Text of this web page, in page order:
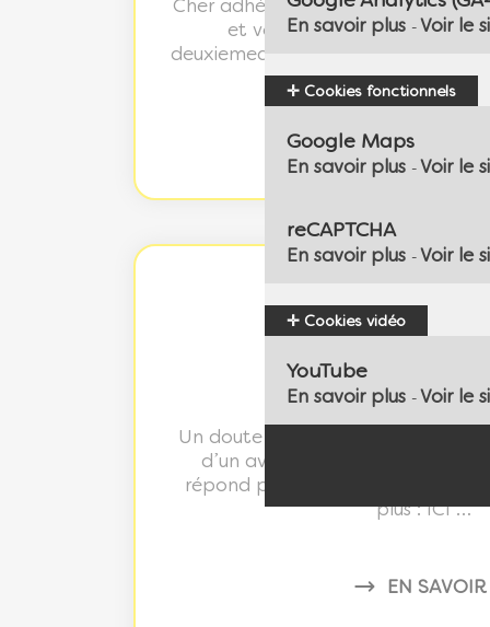
Cher adhérent, Chère adhérente,
et votre bien-être sont
deuxiemeavis, partenaire de MLC
un webinaire…
MLC Mutuelle /
À vos côtés au
Un doute médical, même la nuit ou
d’un avis sans attendre Un
répond par téléphone, 24h/24 et
plus : ICI …
EN
En savoir plus - Voir le
Cookies fonctionnels
Google Maps
En savoir plus - Voir le
reCAPTCHA
En savoir plus - Voir le
Cookies vidéo
YouTube
En savoir plus - Voir le